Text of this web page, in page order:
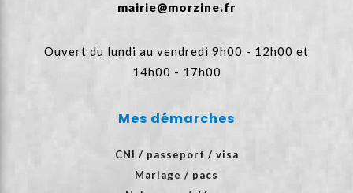
mairie@morzine.fr
Ouvert du lundi au vendredi 9h00 - 12h00 et
14h00 - 17h00
Mes démarches
CNI / passeport / visa
Mariage / pacs